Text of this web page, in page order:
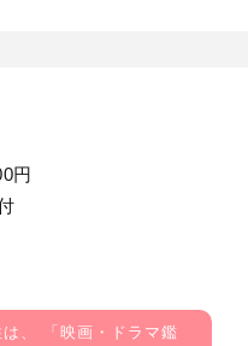
円
、 「 映画・ドラマ鑑